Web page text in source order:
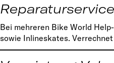
Reparaturservice
Bei mehreren Bike World
sowie Inlineskates.